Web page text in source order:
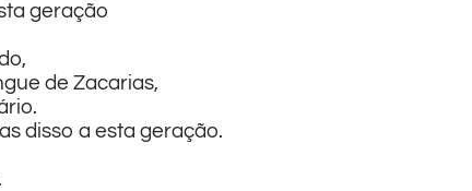
geração
de Zacarias,
disso a esta geração.